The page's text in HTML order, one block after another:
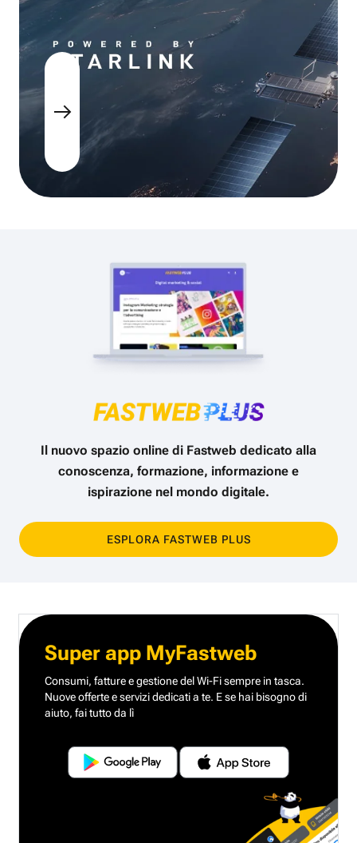
Il nuovo spazio online di Fastweb dedicato alla
conoscenza, formazione, informazione e
ispirazione nel mondo digitale.
ESPLORA FASTWEB PLUS
Super app MyFastweb
Consumi, fatture e gestione del Wi-Fi sempre in tasca.
Nuove offerte e servizi dedicati a te. E se hai bisogno di
aiuto, fai tutto da lì